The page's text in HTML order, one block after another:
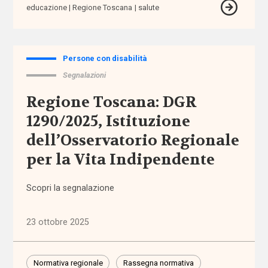
Alzheimer
amministratore
di sostegno
amministrazione
condivisa
Anci
educazione Regione Toscana salute
Persone con disabilità
Segnalazioni
Regione Toscana: DGR
1290/2025, Istituzione
dell’Osservatorio Regionale
per la Vita Indipendente
Scopri la segnalazione
23 ottobre 2025
Normativa regionale Rassegna normativa